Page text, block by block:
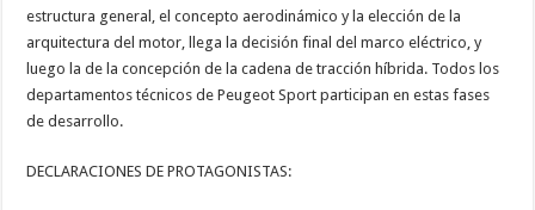
estructura general, el concepto aerodinámico y la elección de la
arquitectura del motor, llega la decisión final del marco eléctrico, y
luego la de la concepción de la cadena de tracción híbrida. Todos los
departamentos técnicos de Peugeot Sport participan en estas fases
de desarrollo.
DECLARACIONES DE PROTAGONISTAS: